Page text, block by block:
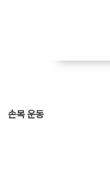
손목 운동